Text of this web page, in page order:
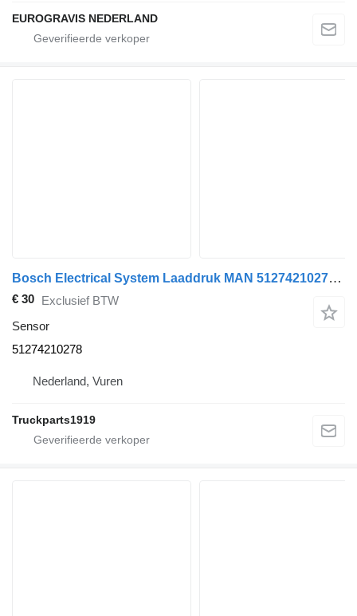
EUROGRAVIS NEDERLAND
Bosch Electrical System Laaddruk MAN 51274210278 sensor voor vrachtwagen
€ 30 Exclusief BTW
Sensor
51274210278
Nederland, Vuren
Truckparts1919